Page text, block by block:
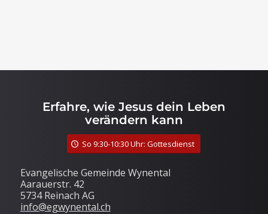
Erfahre, wie Jesus dein Leben
verändern kann
So 9:30-10:30 Uhr: Gottesdienst
Evangelische Gemeinde Wynental
Aarauerstr. 42
5734 Reinach AG
info@egwynental.ch